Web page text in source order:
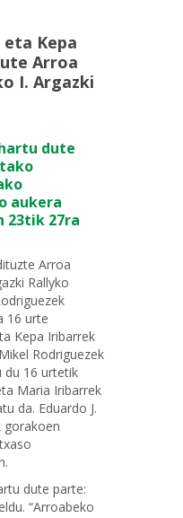
Kepa
Arroa
I. Argazki
dute
aukera
23tik 27ra
Arroa
Rallyko
16 urte
Kepa Iribarrek
Rodriguezek
du 16 urtetik
Maria Iribarrek
da. Eduardo J.
gorakoen
dute parte:
“Arroabeko